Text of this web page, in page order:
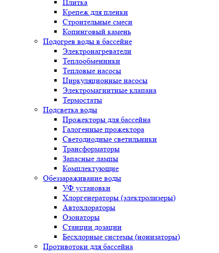
Плитка
Крепеж для пленки
Строительные смеси
Копинговый камень
Подогрев воды в бассейне
Электронагреватели
Теплообменники
Тепловые насосы
Циркуляционные насосы
Электромагнитные клапана
Термостаты
Подсветка воды
Прожекторы для бассейна
Галогенные прожектора
Светодиодные светильники
Трансформаторы
Запасные лампы
Комплектующие
Обеззараживание воды
УФ установки
Хлоргенераторы (электролизеры)
Автохлораторы
Озонаторы
Станции дозации
Бесхлорные системы (ионизаторы)
Противотоки для бассейна